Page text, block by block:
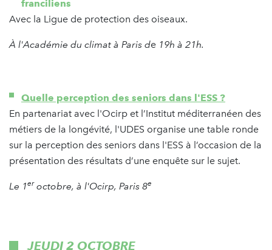
franciliens
Avec la Ligue de protection des oiseaux.
À l'Académie du climat à Paris de 19h à 21h.
Quelle perception des seniors dans l'ESS ?
En partenariat avec l'Ocirp et l’Institut méditerranéen des
métiers de la longévité, l'UDES organise une table ronde
sur la perception des seniors dans l'ESS à l’occasion de la
présentation des résultats d’une enquête sur le sujet.
Le 1eroctobre, à l'Ocirp, Paris 8e
JEUDI 2 OCTOBRE